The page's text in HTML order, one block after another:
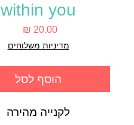
within you
‏20.00 ‏₪
מדיניות משלוחים
הוסף לסל
לקנייה מהירה